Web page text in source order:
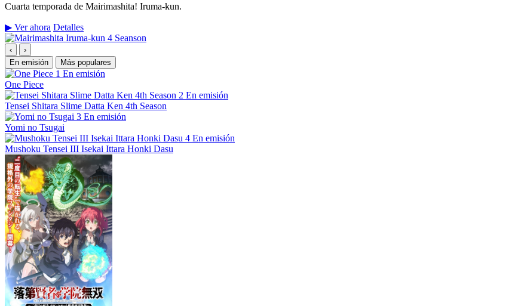
Cuarta temporada de Mairimashita! Iruma-kun.
▶ Ver ahora Detalles
‹
›
En emisión
Más populares
1 En emisión
One Piece
2 En emisión
Tensei Shitara Slime Datta Ken 4th Season
3 En emisión
Yomi no Tsugai
4 En emisión
Mushoku Tensei III Isekai Ittara Honki Dasu